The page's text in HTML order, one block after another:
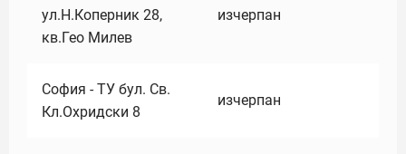
ул.Н.Коперник 28,
кв.Гео Милев
изчерпан
София - ТУ бул. Св.
Кл.Охридски 8
изчерпан